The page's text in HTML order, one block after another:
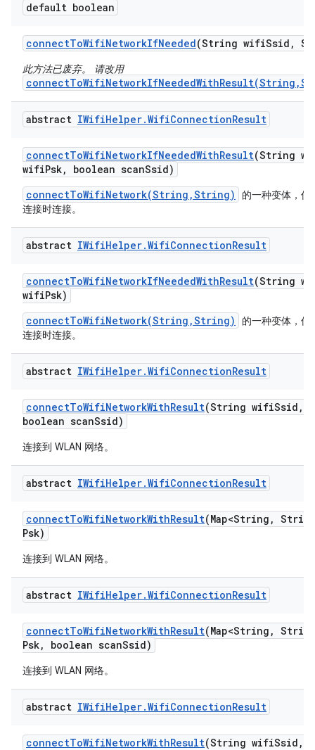
default boolean
connectToWifiNetworkIfNeeded(String wifiSsid ,
此方法已废弃。 请改用
abstract IWifiHelper.WifiConnectionResult
connectToWifiNetworkIfNeededWithResult(String
wifiPsk, boolean scanSsid)
connectToWifiNetwork(String,String)
的一种变体，仅
连接时连接。
abstract IWifiHelper.WifiConnectionResult
connectToWifiNetworkIfNeededWithResult(String
wifiPsk)
connectToWifiNetwork(String,String)
的一种变体，仅
连接时连接。
abstract IWifiHelper.WifiConnectionResult
connectToWifiNetworkWithResult(String wifiSsid ,
boolean scanSsid)
连接到 WLAN 网络。
abstract IWifiHelper.WifiConnectionResult
connectToWifiNetworkWithResult(Map<String ,
Psk)
连接到 WLAN 网络。
abstract IWifiHelper.WifiConnectionResult
connectToWifiNetworkWithResult(Map<String ,
Psk, boolean scanSsid)
连接到 WLAN 网络。
abstract IWifiHelper.WifiConnectionResult
connectToWifiNetworkWithResult(String wifiSsid ,